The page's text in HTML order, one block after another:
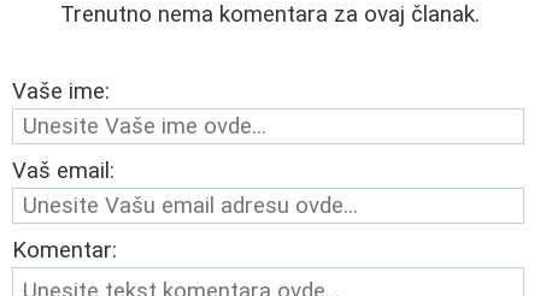
Trenutno nema komentara za ovaj članak.
Vaše ime:
Vaš email:
Komentar: